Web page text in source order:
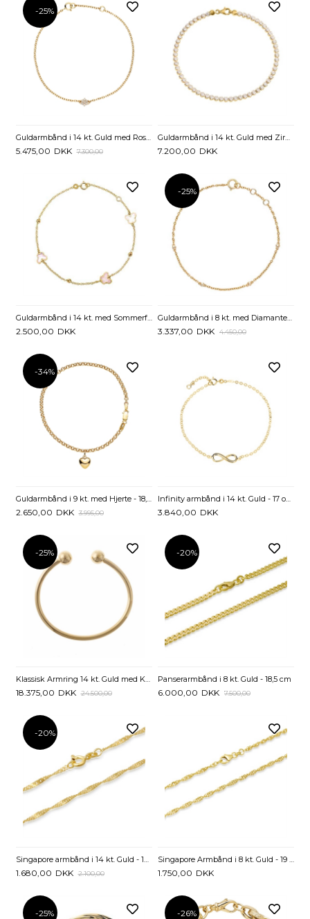
-25%
Guldarmbånd i 14 kt. Guld med Roset af Diamanter 0,07 ct. - 17 og 19 cm
5.475,00 DKK 7.300,00
Guldarmbånd i 14 kt. Guld med Zirkoniasten - 18 cm
7.200,00 DKK
Guldarmbånd i 14 kt. med Sommerfugle - 16 eller 19 cm
2.500,00 DKK
-25%
Guldarmbånd i 8 kt. med Diamanter 0,025 ct - 17 til 19 cm
3.337,00 DKK 4.450,00
-34%
2.650,00 DKK 3.995,00 3.840,00 DKK
-25%
Klassisk Armring 14 kt. Guld med Kugler
18.375,00 DKK 24.500,00
-20%
Panserarmbånd i 8 kt. Guld - 18,5 cm
6.000,00 DKK 7.500,00
-20%
Singapore armbånd i 14 kt. Guld - 19 cm
1.680,00 DKK 2.100,00
Singapore Armbånd i 8 kt. Guld - 19 cm
1.750,00 DKK
-25% -26%